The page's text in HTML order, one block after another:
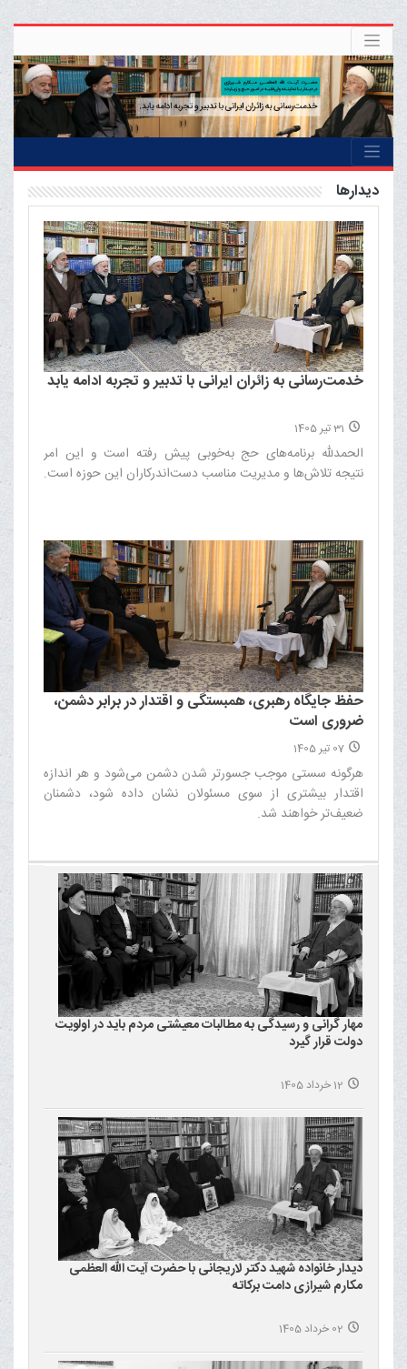
ديدارها
خدمت‌رسانی به زائران ایرانی با تدبیر و تجربه ادامه یابد
31 تیر 1405
الحمدلله برنامه‌های حج به‌خوبی پیش رفته است و این امر
نتیجه تلاش‌ها و مدیریت مناسب دست‌اندرکاران این حوزه است.‌
حفظ جایگاه رهبری، همبستگی و اقتدار در برابر دشمن،
ضروری است
07 تیر 1405
هرگونه سستی موجب جسورتر شدن دشمن می‌شود و هر اندازه
اقتدار بیشتری از سوی مسئولان نشان داده شود، دشمنان
ضعیف‌تر خواهند شد.‌
مهار گرانی و رسیدگی به مطالبات معیشتی مردم باید در اولویت
دولت قرار گیرد
12 خرداد 1405
دیدار خانواده شهید دکتر لاریجانی با حضرت آیت الله العظمی
مکارم شیرازی دامت برکاته
02 خرداد 1405